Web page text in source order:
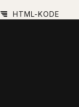
HTML-KODE